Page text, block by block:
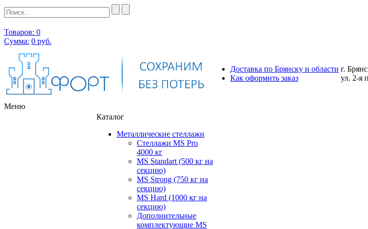
Товаров: 0
Сумма: 0 руб.
Доставка по Брянску и области
Как оформить заказ
г.
ул. 2-я
Меню
Каталог
Металлические стеллажи
Стеллажи MS Pro
4000 кг
MS Standart (500 кг на
секцию)
MS Strong (750 кг на
секцию)
MS Hard (1000 кг на
секцию)
Дополнительные
комплектующие MS